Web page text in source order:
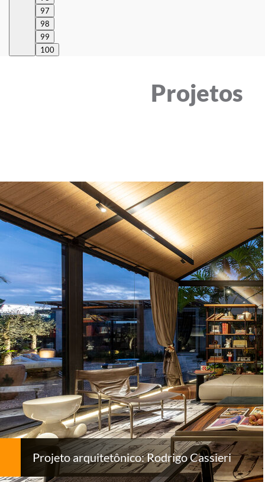
97
98
99
100
Projetos
Projeto arquitetônico: Rodrigo Cassieri